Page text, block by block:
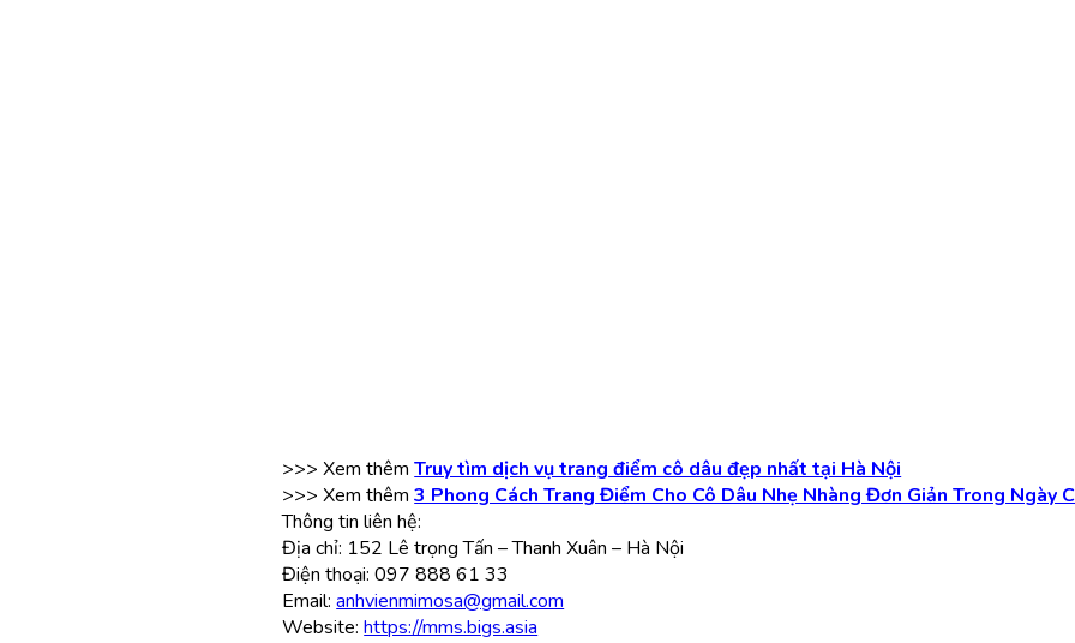
>>> Xem thêmTruy tìm dịch vụ trang điểm cô dâu đẹp nhất tại Hà Nội
>>> Xem thêm3 Phong Cách Trang Điểm Cho Cô Dâu Nhẹ Nhàng Đơn Giản Trong Ngày
Thông tin liên hệ:
Địa chỉ: 152 Lê trọng Tấn – Thanh Xuân – Hà Nội
Điện thoại: 097 888 61 33
Email:anhvienmimosa@gmail.com
Website:https://mms.bigs.asia